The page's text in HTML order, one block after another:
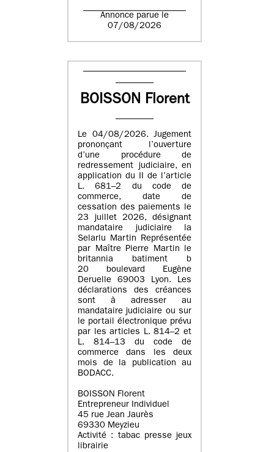
Annonce parue le
07/08/2026
BOISSON Florent
Le 04/08/2026. Jugement
prononçant l’ouverture
d’une procédure de
redressement judiciaire, en
application du II de l’article
L. 681–2 du code de
commerce, date de
cessation des paiements le
23 juillet 2026, désignant
mandataire judiciaire la
Selarlu Martin Représentée
par Maître Pierre Martin le
britannia batiment b
20 boulevard Eugène
Deruelle 69003 Lyon. Les
déclarations des créances
sont à adresser au
mandataire judiciaire ou sur
le portail électronique prévu
par les articles L. 814–2 et
L. 814–13 du code de
commerce dans les deux
mois de la publication au
BODACC.
BOISSON Florent
Entrepreneur Individuel
45 rue Jean Jaurès
69330 Meyzieu
Activité : tabac presse jeux
librairie